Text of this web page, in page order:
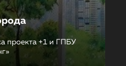
проекта +1 и ГПБУ